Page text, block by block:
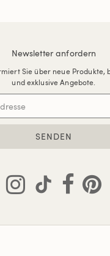
Newsletter anfordern
Sie über neue Produkte,
und exklusive Angebote.
SENDEN